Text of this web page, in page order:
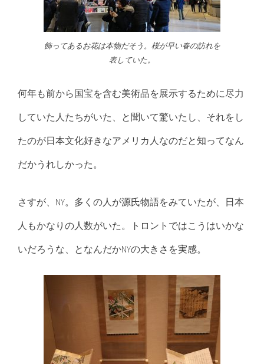
飾ってあるお花は本物だそう。桜が早い春の訪れを
表していた。
何年も前から国宝を含む美術品を展示するために尽力
していた人たちがいた、と聞いて驚いたし、それをし
たのが日本文化好きなアメリカ人なのだと知ってなん
だかうれしかった。
さすが、NY。多くの人が源氏物語をみていたが、日本
人もかなりの人数がいた。トロントではこうはいかな
いだろうな、となんだかNYの大きさを実感。